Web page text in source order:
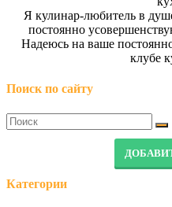
Я кулинар-любитель в
постоянно
Надеюсь на ваше
клубе
Поиск по сайту
Категории